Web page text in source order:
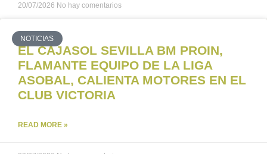
20/07/2026 No hay comentarios
NOTICIAS
EL CAJASOL SEVILLA BM PROIN,
FLAMANTE EQUIPO DE LA LIGA
ASOBAL, CALIENTA MOTORES EN EL
CLUB VICTORIA
READ MORE »